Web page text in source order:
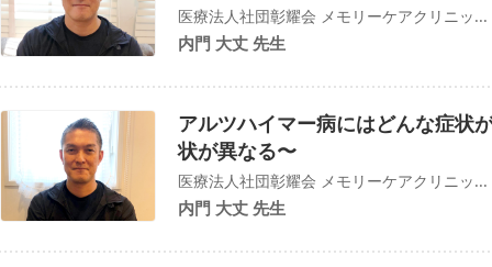
医療法人社団彰耀会 メモリーケアクリニッ...
内門 大丈 先生
アルツハイマー病にはどんな症状
状が異なる〜
医療法人社団彰耀会 メモリーケアクリニッ...
内門 大丈 先生